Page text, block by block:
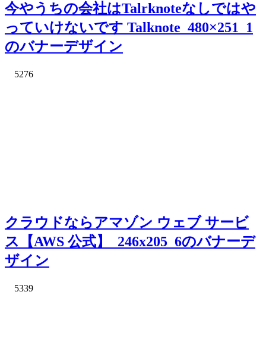
今やうちの会社はTalrknoteなしではや
っていけないです Talknote_480×251_1
のバナーデザイン
5276
クラウドならアマゾン ウェブ サービ
ス【AWS 公式】_246x205_6のバナーデ
ザイン
5339